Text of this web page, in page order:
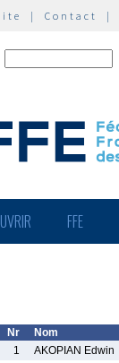
| Contact |
FFE
Nr
Nom
1
AKOPIAN Edwin